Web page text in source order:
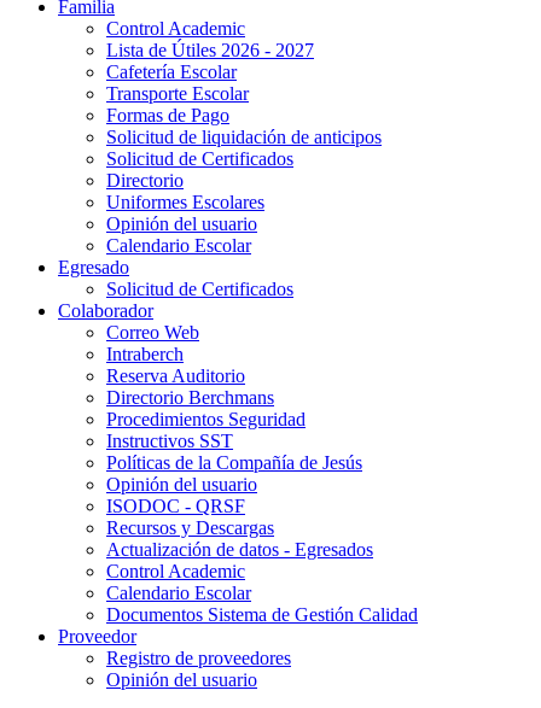
Familia
Control Academic
Lista de Útiles 2026 - 2027
Cafetería Escolar
Transporte Escolar
Formas de Pago
Solicitud de liquidación de anticipos
Solicitud de Certificados
Directorio
Uniformes Escolares
Opinión del usuario
Calendario Escolar
Egresado
Solicitud de Certificados
Colaborador
Correo Web
Intraberch
Reserva Auditorio
Directorio Berchmans
Procedimientos Seguridad
Instructivos SST
Políticas de la Compañía de Jesús
Opinión del usuario
ISODOC - QRSF
Recursos y Descargas
Actualización de datos - Egresados
Control Academic
Calendario Escolar
Documentos Sistema de Gestión Calidad
Proveedor
Registro de proveedores
Opinión del usuario